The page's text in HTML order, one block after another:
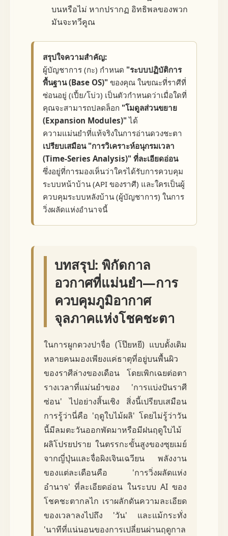
บนหรือไม่ หากปรากฏ อิทธิพลของพวก
มันจะทวีคูณ
สรุปใจความสำคัญ:
ผู้บัญชาการ (กะ) กำหนด "ระบบปฏิบัติการ
พื้นฐาน (Base OS)" ของคุณ ในขณะที่ราศีที่
ซ่อนอยู่ (เปี้ย/โบ่ว) เป็นตัวกำหนดว่าเมื่อใดที่
คุณจะสามารถปลดล็อก "โมดูลส่วนขยาย
(Expansion Modules)"ได้
ความแม่นยำที่แท้จริงในการอ่านดวงชะตา
เปรียบเสมือน "การวิเคราะห์อนุกรมเวลา
(Time-Series Analysis)" ที่ละเอียดอ่อน
ซึ่งอยู่ที่การมองเห็นว่าใครได้รับการควบคุม
ระบบหน้าบ้าน (API ของราศี) และใครเป็นผู้
ควบคุมระบบหลังบ้าน (ผู้บัญชาการ) ในการ
วิ่งผลัดแห่งอำนาจนี้
บทสรุป: พิกัดกาล
อวกาศที่แม่นยำ—การ
ควบคุมภูมิอากาศ
จุลภาคแห่งโชคชะตา
ในการผูกดวงปาจื่อ (โป๊ยหยี) แบบดั้งเดิม
หลายคนมองเพียงแค่ธาตุที่อยู่บนพื้นผิว
ของราศีล่างของเดือน โดยเพิกเฉยต่อตา
รางเวลาที่แม่นยำของ 'การแบ่งปันราศี
ซ่อน' ไปอย่างสิ้นเชิง สิ่งนี้เปรียบเสมือน
การรู้ว่านี่คือ 'ฤดูใบไม้ผลิ' โดยไม่รู้ว่าวัน
นี้มีลมตะวันออกพัดมาหรือมีฝนฤดูใบไม้
ผลิโปรยปราย ในตรรกะขั้นสูงของซุยเมย์
จากญี่ปุ่นและจื่อผิงเจินเฉวียน พลังงาน
ของแต่ละเดือนคือ 'การวิ่งผลัดแห่ง
อำนาจ' ที่ละเอียดอ่อน ในระบบ AI ของ
โชคชะตากลไก เราผลักดันความละเอียด
ของเวลาลงไปถึง 'วัน' และแม้กระทั่ง
'นาทีที่แน่นอนของการเปลี่ยนผ่านฤดูกาล